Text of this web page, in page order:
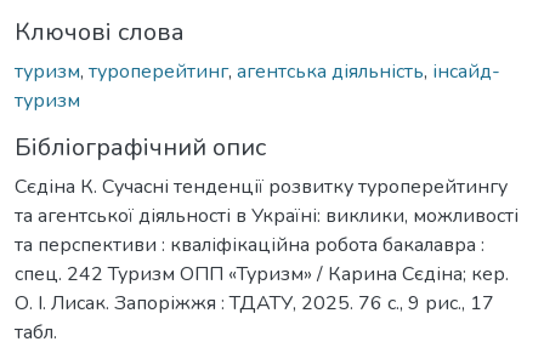
Ключові слова
туризм, туроперейтинг, агентська діяльність, інсайд-
туризм
Бібліографічний опис
Сєдіна К. Сучасні тенденції розвитку туроперейтингу
та агентської діяльності в Україні: виклики, можливості
та перспективи : кваліфікаційна робота бакалавра :
спец. 242 Туризм ОПП «Туризм» / Карина Сєдіна; кер.
О. І. Лисак. Запоріжжя : ТДАТУ, 2025. 76 с., 9 рис., 17
табл.